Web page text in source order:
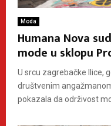
Moda
Humana Nova
mode u sklopu
U srcu zagrebačke Ilice,
društvenim
pokazala da održivost